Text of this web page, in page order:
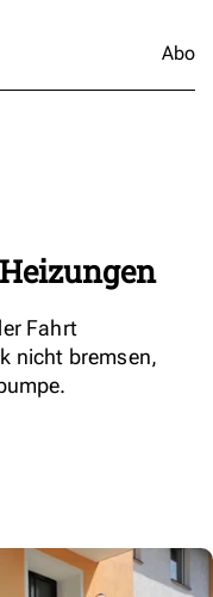
Abo
Fahrt
nicht bremsen,